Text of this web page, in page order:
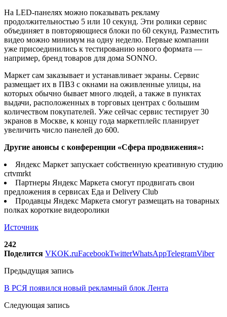
На LED-панелях можно показывать рекламу
продолжительностью 5 или 10 секунд. Эти ролики сервис
объединяет в повторяющиеся блоки по 60 секунд. Разместить
видео можно минимум на одну неделю. Первые компании
уже присоединились к тестированию нового формата —
например, бренд товаров для дома SONNO.
Маркет сам заказывает и устанавливает экраны. Сервис
размещает их в ПВЗ с окнами на оживленные улицы, на
которых обычно бывает много людей, а также в пунктах
выдачи, расположенных в торговых центрах с большим
количеством покупателей. Уже сейчас сервис тестирует 30
экранов в Москве, к концу года маркетплейс планирует
увеличить число панелей до 600.
Другие анонсы с конференции «Сфера продвижения»:
Яндекс Маркет запускает собственную креативную студию
crtvmrkt
Партнеры Яндекс Маркета смогут продвигать свои
предложения в сервисах Еда и Delivery Club
Продавцы Яндекс Маркета смогут размещать на товарных
полках короткие видеоролики
Источник
242
Поделится VKOK.ruFacebookTwitterWhatsAppTelegramViber
Предыдущая запись
В РСЯ появился новый рекламный блок Лента
Следующая запись